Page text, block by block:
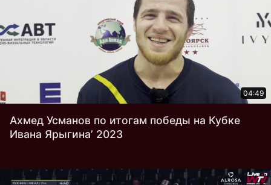
04:49
Ахмед Усманов по итогам победы на Кубке
Ивана Ярыгина’ 2023